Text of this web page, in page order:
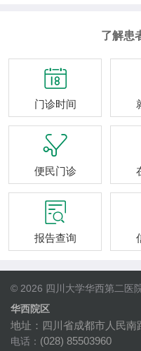
了解患

门诊时间

便民门诊

报告查询
© 2026 四川大学华西第二医
华西院区
地址：四川省成都市人民南
电话： (028) 85503960